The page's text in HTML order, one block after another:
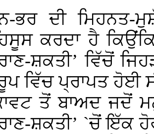
ਭਰ ਦੀ
ਕਰਦਾ ਹੈ
ਸ਼ਕਤੀ’ ਵਿੱਚੋਂ
ਵਿੱਚ ਪ੍ਰਾਪਤ ਹੋਈ
ਤੋਂ ਬਾਅਦ ਜਦੋਂ
ਸ਼ਕਤੀ’ `ਚੋਂ ਇੱਕ